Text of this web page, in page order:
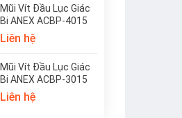
Mũi Vít Đầu Lục Giác
Bi ANEX ACBP-4015
Liên hệ
Mũi Vít Đầu Lục Giác
Bi ANEX ACBP-3015
Liên hệ